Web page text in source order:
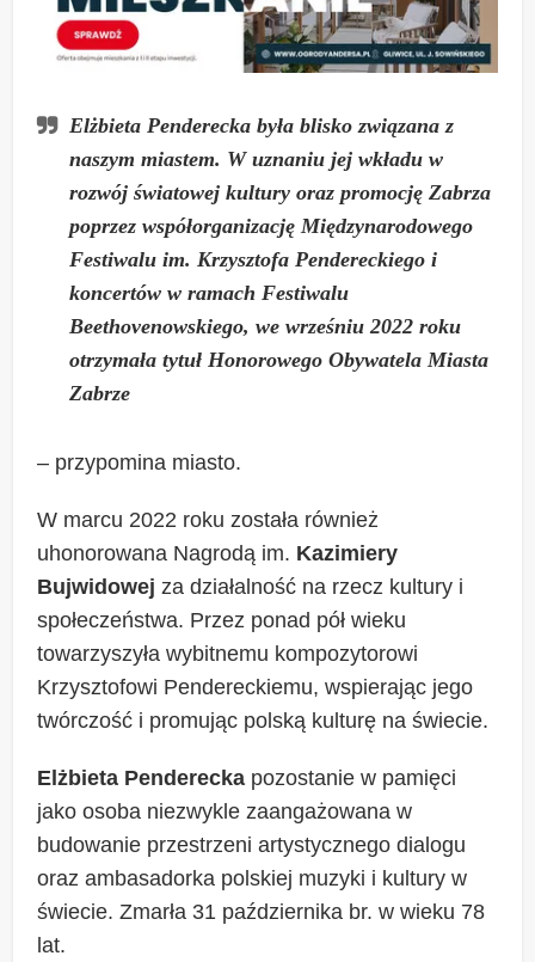
Elżbieta Penderecka była blisko związana z
naszym miastem. W uznaniu jej wkładu w
rozwój światowej kultury oraz promocję Zabrza
poprzez współorganizację Międzynarodowego
Festiwalu im. Krzysztofa Pendereckiego i
koncertów w ramach Festiwalu
Beethovenowskiego, we wrześniu 2022 roku
otrzymała tytuł Honorowego Obywatela Miasta
Zabrze
– przypomina miasto.
W marcu 2022 roku została również
uhonorowana Nagrodą im. Kazimiery
Bujwidowej za działalność na rzecz kultury i
społeczeństwa. Przez ponad pół wieku
towarzyszyła wybitnemu kompozytorowi
Krzysztofowi Pendereckiemu, wspierając jego
twórczość i promując polską kulturę na świecie.
Elżbieta Penderecka pozostanie w pamięci
jako osoba niezwykle zaangażowana w
budowanie przestrzeni artystycznego dialogu
oraz ambasadorka polskiej muzyki i kultury w
świecie. Zmarła 31 października br. w wieku 78
lat.